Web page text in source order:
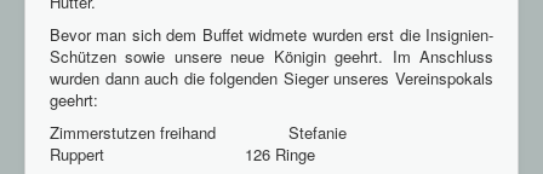
Bevor man sich dem Buffet widmete wurden erst die Insignien-
Schützen sowie unsere neue Königin geehrt. Im Anschluss
wurden dann auch die folgenden Sieger unseres Vereinspokals
geehrt:
Zimmerstutzen freihand Stefanie
Ruppert 126 Ringe